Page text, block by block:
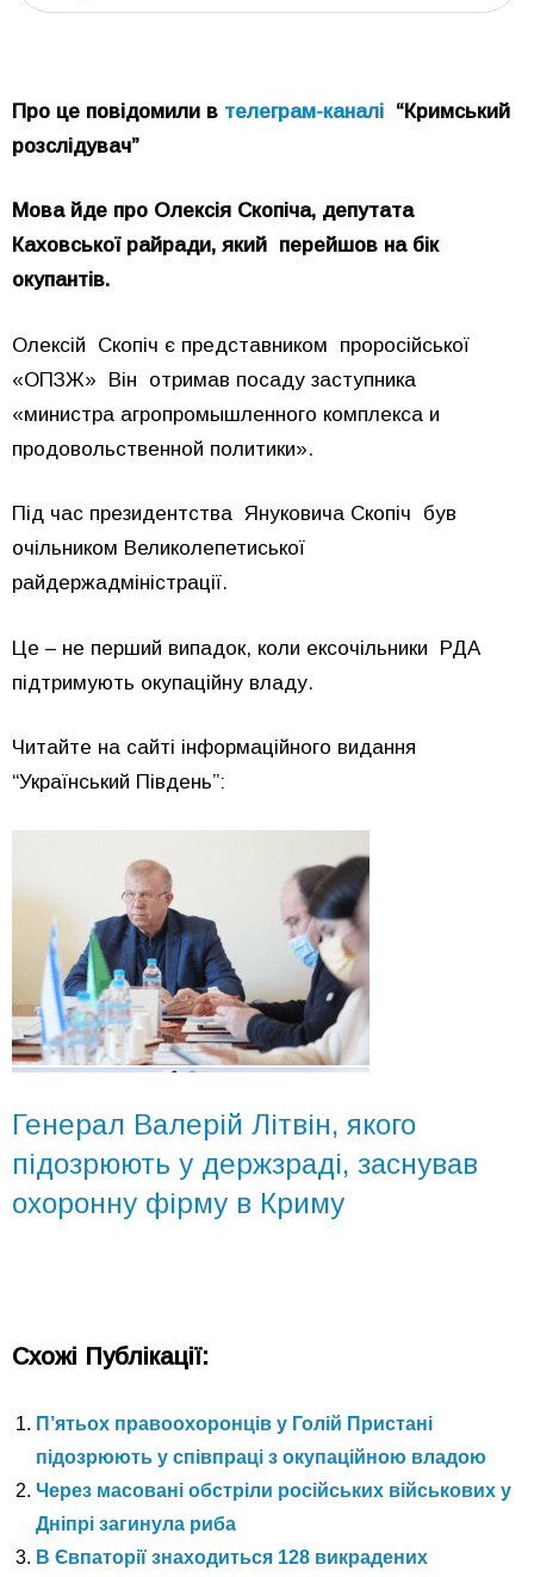
Про це повідомили в телеграм-каналі “Кримський
розслідувач”
Мова йде про Олексія Скопіча, депутата
Каховської райради, який перейшов на бік
окупантів.
Олексій Скопіч є представником проросійської
«ОПЗЖ» Він отримав посаду заступника
«министра агропромышленного комплекса и
продовольственной политики».
Під час президентства Януковича Скопіч був
очільником Великолепетиської
райдержадміністрації.
Це – не перший випадок, коли ексочільники РДА
підтримують окупаційну владу.
Читайте на сайті інформаційного видання
“Український Південь”:
Генерал Валерій Літвін, якого
підозрюють у держзраді, заснував
охоронну фірму в Криму
Схожі Публікації:
П’ятьох правоохоронців у Голій Пристані
підозрюють у співпраці з окупаційною владою
Через масовані обстріли російських військових у
Дніпрі загинула риба
В Євпаторії знаходиться 128 викрадених